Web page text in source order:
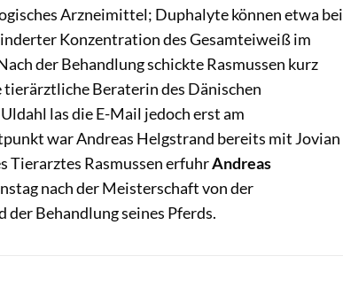
Arzneimittel; Duphalyte können etwa bei
Konzentration des Gesamteiweiß im
der Behandlung schickte Rasmussen kurz
tierärztliche Beraterin des Dänischen
las die E-Mail jedoch erst am
war Andreas Helgstrand bereits mit Jovian
Tierarztes Rasmussen erfuhrAndreas
nach der Meisterschaft von der
Behandlung seines Pferds.